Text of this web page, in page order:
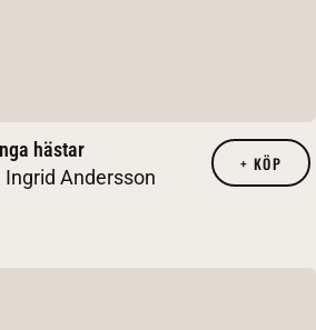
hästar
Andersson
+ KÖP